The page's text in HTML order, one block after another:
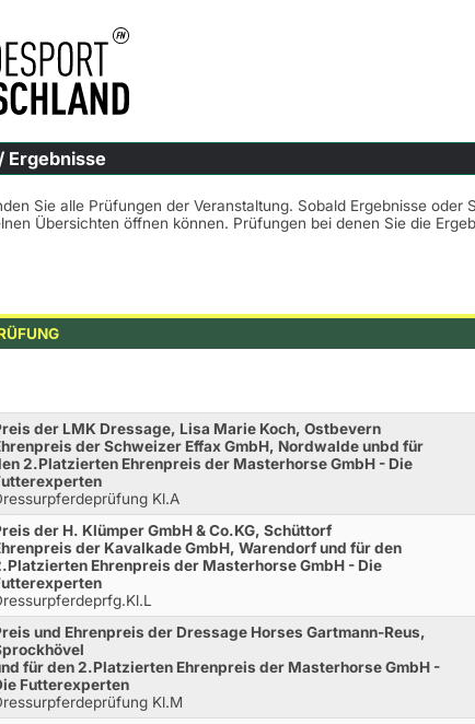
Ergebnisse
Sie alle Prüfungen der Veranstaltung. Sobald Ergebnisse
Übersichten öffnen können. Prüfungen bei denen Sie die
der LMK Dressage, Lisa Marie Koch, Ostbevern
der Schweizer Effax GmbH, Nordwalde unbd für
2.Platzierten Ehrenpreis der Masterhorse GmbH - Die
Kl.A
der H. Klümper GmbH & Co.KG, Schüttorf
der Kavalkade GmbH, Warendorf und für den
Ehrenpreis der Masterhorse GmbH - Die
und Ehrenpreis der Dressage Horses Gartmann-Reus,
für den 2.Platzierten Ehrenpreis der Masterhorse GmbH -
Futterexperten
Kl.M